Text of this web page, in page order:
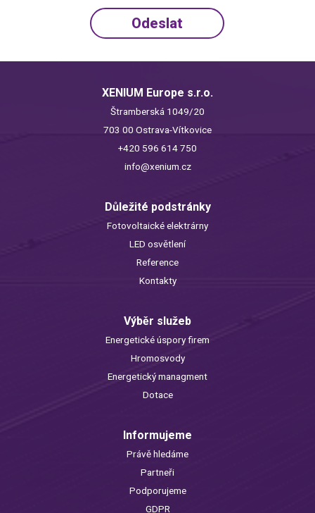
XENIUM Europe s.r.o.
Štramberská 1049/20
703 00 Ostrava-Vítkovice
+420 596 614 750
info@xenium.cz
Důležité podstránky
Fotovoltaické elektrárny
LED osvětlení
Reference
Kontakty
Výběr služeb
Energetické úspory firem
Hromosvody
Energetický managment
Dotace
Informujeme
Právě hledáme
Partneři
Podporujeme
GDPR